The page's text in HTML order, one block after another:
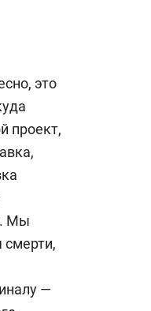
это
проект,
Мы
смерти,
—